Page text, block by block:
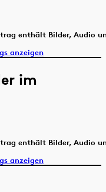
enthält Bilder, Audio
anzeigen
im
enthält Bilder, Audio
anzeigen